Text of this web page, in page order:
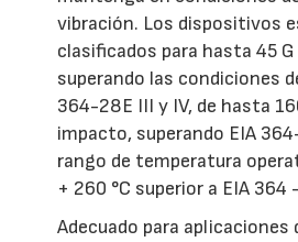
vibración. Los dispositivos
clasificados para hasta 45
superando las condiciones
364-28E III y IV, de hasta
impacto, superando EIA
rango de temperatura
+ 260 °C superior a EIA 364
Adecuado para aplicaciones